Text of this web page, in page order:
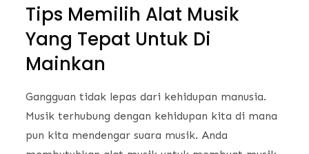
Tips Memilih Alat Musik
Yang Tepat Untuk Di
Mainkan
Gangguan tidak lepas dari kehidupan manusia.
Musik terhubung dengan kehidupan kita di mana
pun kita mendengar suara musik. Anda